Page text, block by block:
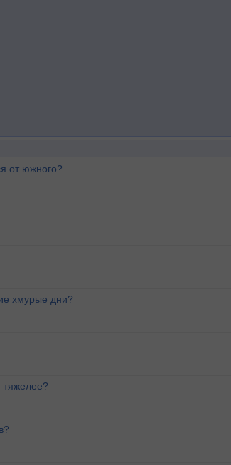
от южного?
хмурые дни?
тяжелее?